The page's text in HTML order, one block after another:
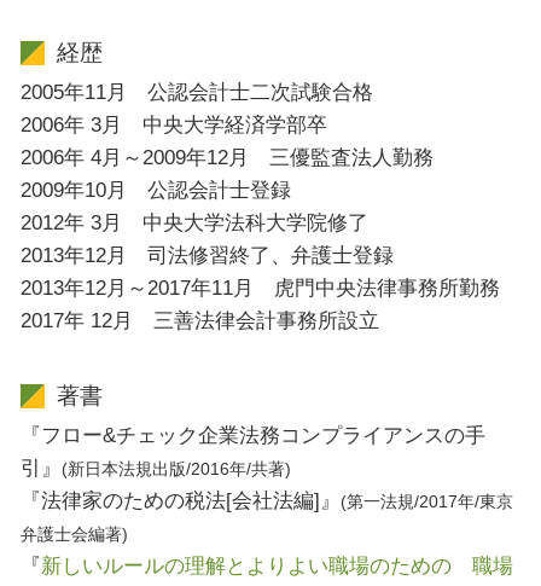
経歴
2005年11月 公認会計士二次試験合格
2006年 3月 中央大学経済学部卒
2006年 4月～2009年12月 三優監査法人勤務
2009年10月 公認会計士登録
2012年 3月 中央大学法科大学院修了
2013年12月 司法修習終了、弁護士登録
2013年12月～2017年11月 虎門中央法律事務所勤務
2017年 12月 三善法律会計事務所設立
著書
『フロー&チェック企業法務コンプライアンスの手
引』
(新日本法規出版/2016年/共著)
『法律家のための税法[会社法編]』
(第一法規/2017年/東京
弁護士会編著)
『 新しいルールの理解とよりよい職場のための 職場